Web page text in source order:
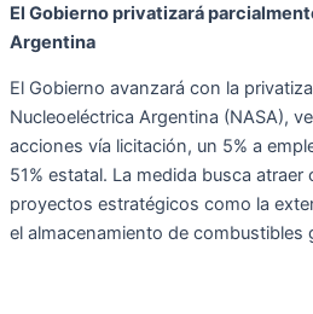
El Gobierno privatizará
Argentina
El Gobierno avanzará con la
Nucleoeléctrica Argentina (NASA),
acciones vía licitación, un 5% a
51% estatal. La medida busca atraer
proyectos estratégicos como la
el almacenamiento de combustibles